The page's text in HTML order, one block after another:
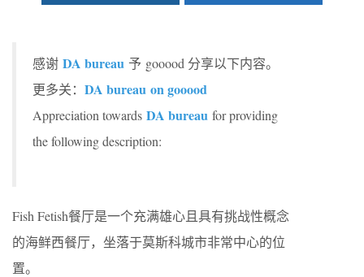
感谢 DA bureau 予 gooood 分享以下内容。
更多关： DA bureau on gooood
Appreciation towards DA bureau for providing
the following description:
Fish Fetish餐厅是一个充满雄心且具有挑战性概念
的海鲜西餐厅，坐落于莫斯科城市非常中心的位
置。